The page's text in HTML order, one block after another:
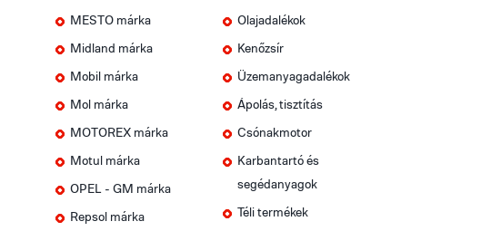
MESTO márka
Midland márka
Mobil márka
Mol márka
MOTOREX márka
Motul márka
OPEL - GM márka
Repsol márka
Olajadalékok
Kenőzsír
Üzemanyagadalékok
Ápolás, tisztítás
Csónakmotor
Karbantartó és
segédanyagok
Téli termékek